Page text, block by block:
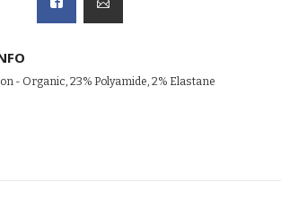
- Organic, 23% Polyamide, 2% Elastane